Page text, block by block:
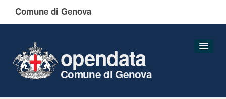
Comune di Genova
opendata
Comune di Genova